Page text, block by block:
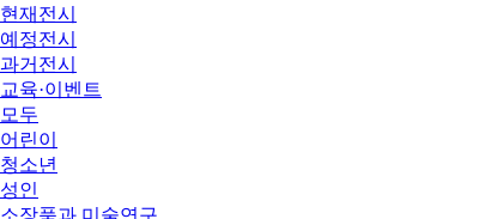
현재전시
예정전시
과거전시
교육·이벤트
모두
어린이
청소년
성인
소장품과 미술연구